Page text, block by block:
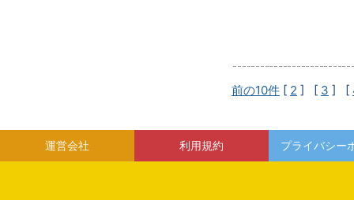
前の10件 [ 2 ] [ 3 ] [
運営会社 利用規約 プライバシー